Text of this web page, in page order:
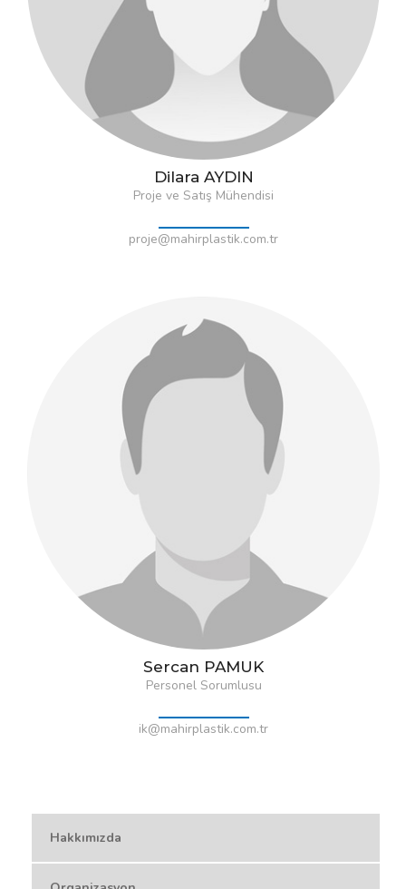
Dilara AYDIN
Proje ve Satış Mühendisi
proje@mahirplastik.com.tr
Sercan PAMUK
Personel Sorumlusu
ik@mahirplastik.com.tr
Hakkımızda